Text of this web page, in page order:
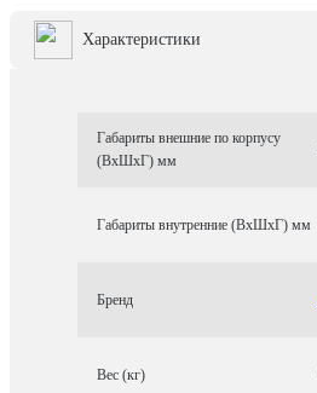
Характеристики
Габариты внешние по корпусу
(ВхШхГ) мм
Габариты внутренние (ВхШхГ) мм
Бренд
Вес (кг)